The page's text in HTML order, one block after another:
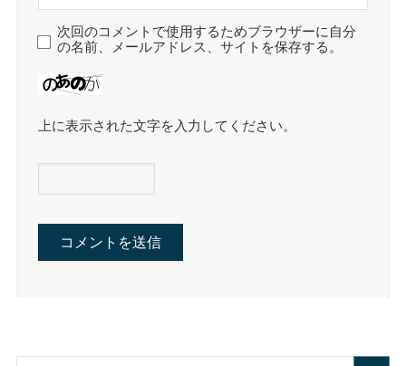
次回のコメントで使用するためブラウザーに自分
の名前、メールアドレス、サイトを保存する。
上に表示された文字を入力してください。